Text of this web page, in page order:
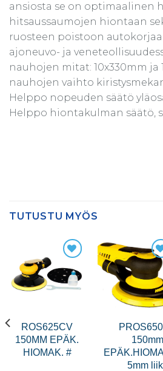
ansiosta se on optimaalinen
hitsaussaumojen hiontaan
ruosteen poistoon
ajoneuvo- ja
nauhojen mitat: 10x330mm ja
nauhojen vaihto
Helppo nopeuden säätö
Helppo hiontakulman säätö,
TUTUSTU MYÖS
ROS625CV
150MM EPÄK.
HIOMAK. #
150mm
5mm